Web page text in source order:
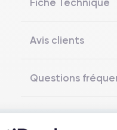
Avis clients
Questions